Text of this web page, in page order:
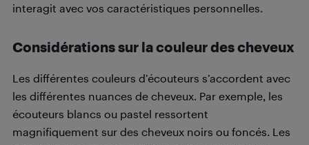
interagit avec vos caractéristiques personnelles.
Considérations sur la couleur des cheveux
Les différentes couleurs d’écouteurs s’accordent avec
les différentes nuances de cheveux. Par exemple, les
écouteurs blancs ou pastel ressortent
magnifiquement sur des cheveux noirs ou foncés. Les